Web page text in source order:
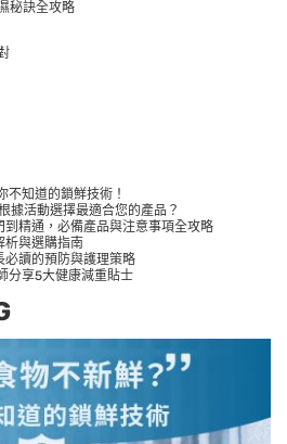
秘訣全攻略
不知道的鎖鮮技術！
據活動選擇最適合您的產品？
精通，必備產品與注意事項全攻略
析與選購指南
必讀的預防與護理策略
分享5大健康減重貼士